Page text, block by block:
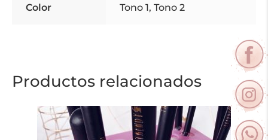
Color Tono 1, Tono 2
Productos relacionados